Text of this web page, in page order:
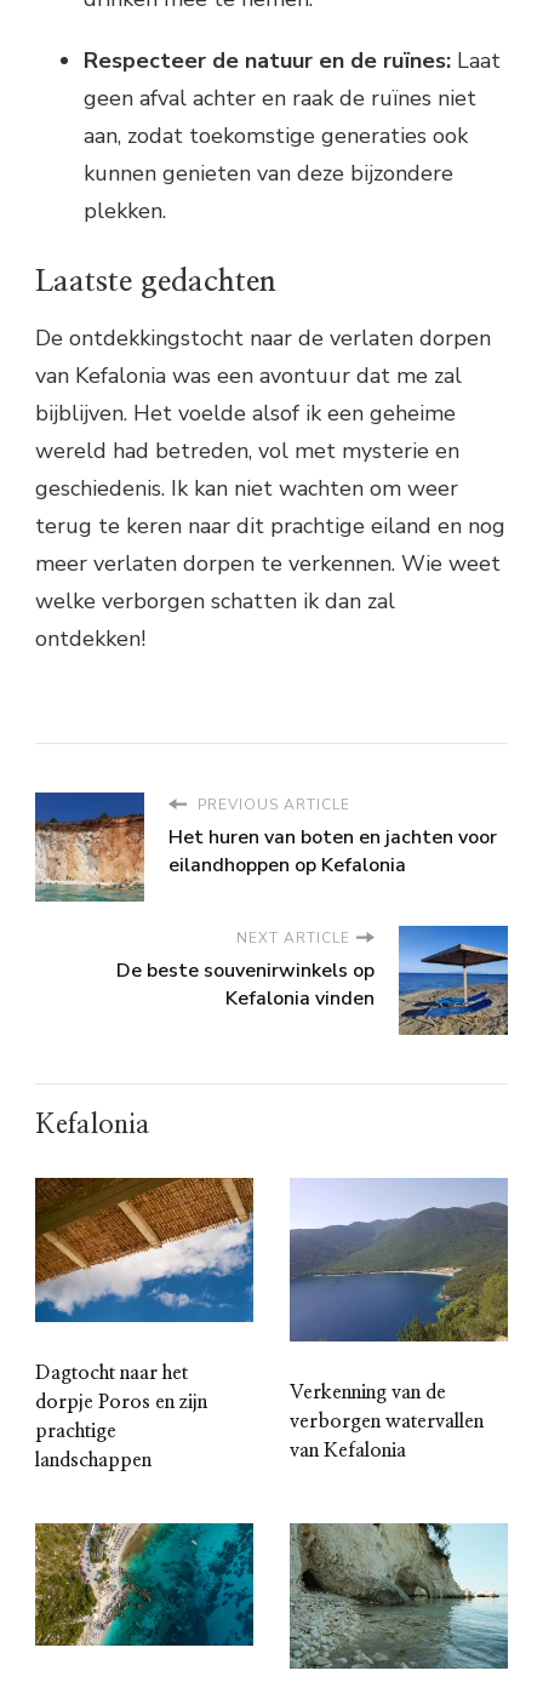
Respecteer de natuur en de ruïnes: Laat
geen afval achter en raak de ruïnes niet
aan, zodat toekomstige generaties ook
kunnen genieten van deze bijzondere
plekken.
Laatste gedachten
De ontdekkingstocht naar de verlaten dorpen
van Kefalonia was een avontuur dat me zal
bijblijven. Het voelde alsof ik een geheime
wereld had betreden, vol met mysterie en
geschiedenis. Ik kan niet wachten om weer
terug te keren naar dit prachtige eiland en nog
meer verlaten dorpen te verkennen. Wie weet
welke verborgen schatten ik dan zal
ontdekken!
PREVIOUS ARTICLE
Het huren van boten en jachten voor
eilandhoppen op Kefalonia
NEXT ARTICLE
De beste souvenirwinkels op
Kefalonia vinden
Kefalonia
Dagtocht naar het
dorpje Poros en zijn
prachtige
landschappen
Verkenning van de
verborgen watervallen
van Kefalonia